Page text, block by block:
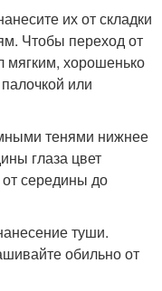
их от складки
Чтобы переход от
мягким, хорошенько
или
тенями нижнее
глаза цвет
середины до
туши.
обильно от